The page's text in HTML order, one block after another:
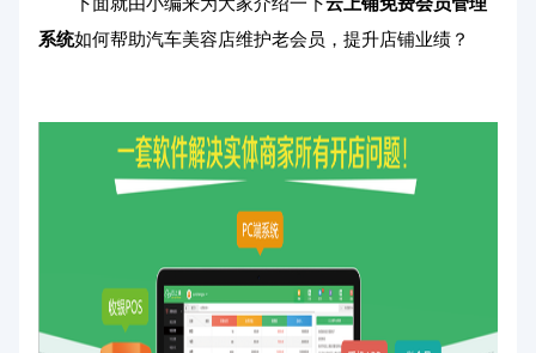
系统如何帮助汽车美容店维护老会员，提升店铺业绩？